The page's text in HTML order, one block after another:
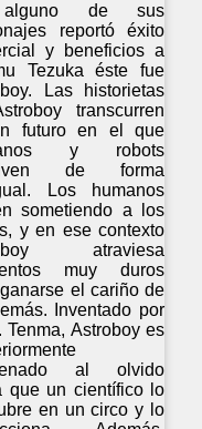
de sus
reportó éxito
y beneficios a
Tezuka éste fue
Las historietas
transcurren
futuro en el que
y robots
de forma
Los humanos
sometiendo a los
y en ese contexto
atraviesa
muy duros
el cariño de
Inventado por
Tenma, Astroboy es
al olvido
que un científico lo
en un circo y lo